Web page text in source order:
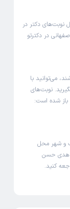
نوبت‌های دکتر در
در دکترتو
می‌توانید با
نوبت‌های
باز شده است:
و شهر محل
هدی حسن
کنید.